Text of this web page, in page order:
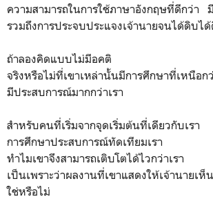
ความสามารถในการใช้ภาษาอังกฤษที่ดีกว่า
รวมถึงการประจบประแจงเจ้านายจนได้ดิบไ
ถ้าลองคิดแบบไม่มีอคติ
จริงหรือไม่ที่เขาเหล่านั้นมีการศึกษาที่เหนือกว่
มีประสบการณ์มากกว่าเรา
สำหรับคนที่เริ่มจากจุดเริ่มต้นที่เดียวกับเรา
การศึกษาประสบการณ์ทัดเทียมเรา
ทำไมเขาจึงสามารถเติบโตได้ไวกว่าเรา
เป็นเพราะว่าผลงานที่เขาแสดงให้เจ้านายเ
ใช่หรือไม่